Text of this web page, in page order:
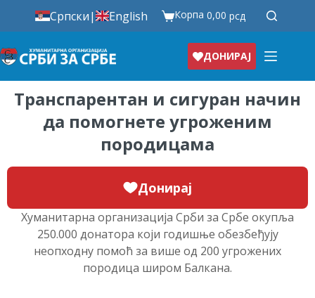
Српски| English Корпа0,00рсд
ДОНИРАЈ
Транспарентан и сигуран начин
да помогнете угроженим
породицама
Хуманитарна организација Срби за Србе окупља
250.000 донатора који годишње обезбеђују
неопходну помоћ за више од 200 угрожених
породица широм Балкана.
Донирај